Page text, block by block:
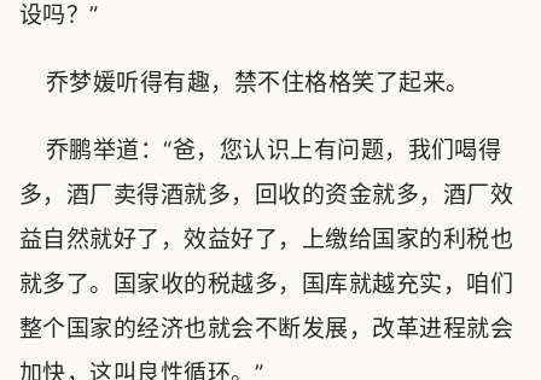
设吗？”
乔梦媛听得有趣，禁不住格格笑了起来。
乔鹏举道：“爸，您认识上有问题，我们喝得
多，酒厂卖得酒就多，回收的资金就多，酒厂效
益自然就好了，效益好了，上缴给国家的利税也
就多了。国家收的税越多，国库就越充实，咱们
整个国家的经济也就会不断发展，改革进程就会
加快，这叫良性循环。”